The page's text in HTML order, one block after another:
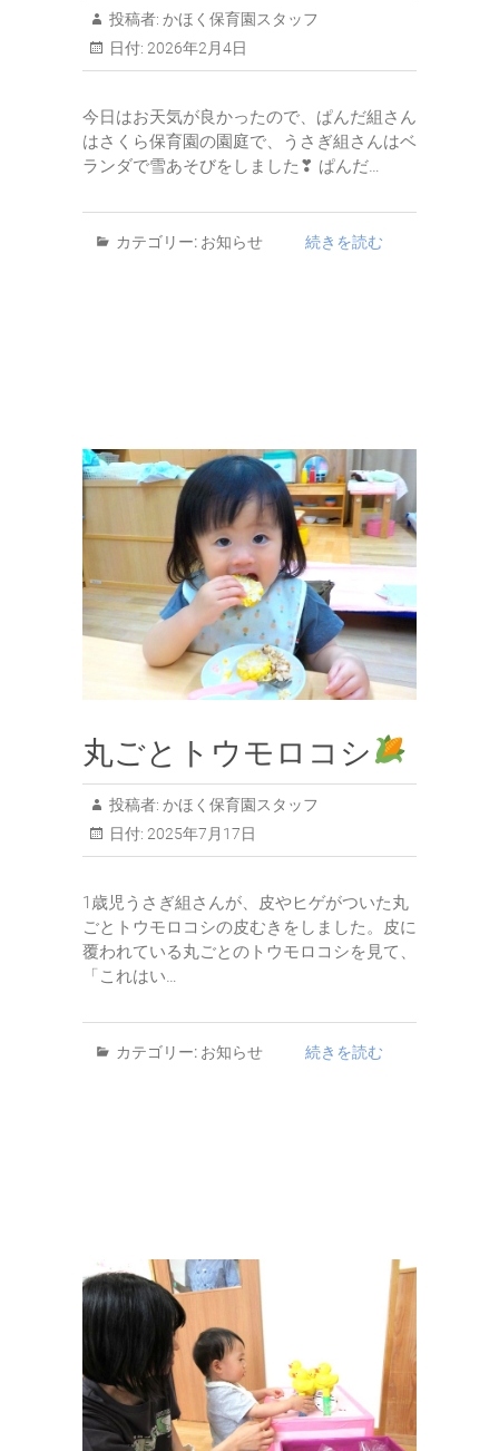
投稿者: かほく保育園スタッフ
日付: 2026年2月4日
今日はお天気が良かったので、ぱんだ組さん
はさくら保育園の園庭で、うさぎ組さんはベ
ランダで雪あそびをしました❣ ぱんだ…
カテゴリー: お知らせ 続きを読む
丸ごとトウモロコシ
投稿者: かほく保育園スタッフ
日付: 2025年7月17日
1歳児うさぎ組さんが、皮やヒゲがついた丸
ごとトウモロコシの皮むきをしました。皮に
覆われている丸ごとのトウモロコシを見て、
「これはい…
カテゴリー: お知らせ 続きを読む